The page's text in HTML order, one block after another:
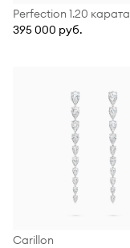
Perfection 1.20 карата
395 000 руб.
Carillon